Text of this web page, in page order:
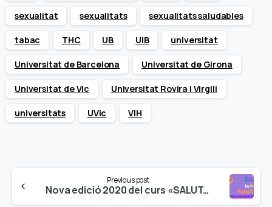
sexualitat sexualitats sexualitats saludables
tabac THC UB UIB universitat
Universitat de Barcelona Universitat de Girona
Universitat de Vic Universitat Rovira i Virgili
universitats UVic VIH
Reading
Previous post
Nova edició 2020 del curs «SALUT, DROGUES I SEXUALITAT SALUDABLE» en la Facultat de Geografia, Història i Filosofia, Universitat de Barcelona